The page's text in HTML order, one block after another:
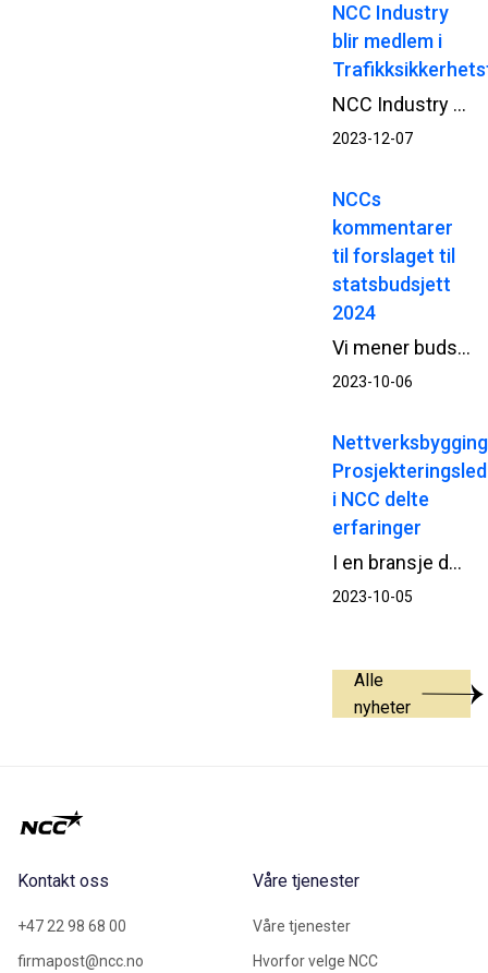
NCC Industry
blir medlem i
NCC Industry blir medlem i Trafikksikkerhetsforeningen og skal bidra i organisasjonens arbeid med å styrke sikkerheten i forbindelse med veiarbeid.
2023-12-07
NCCs
kommentarer
til forslaget til
statsbudsjett
2024
Vi mener budsjettforslaget burde lagt opp til høyere bevilgninger til bygg- og anleggsprosjekter med kort oppstartstid, herunder vedlikeholdsprosjekter.
2023-10-06
i NCC delte
erfaringer
I en bransje der suksess ofte måles i effektivitet og kvalitet, er samarbeid og læring av avgjørende betydning. Nylig ble det gjennomført en inspirerende samling for prosjekteringsledere i NCC, hvor deltakerne fikk muligheten til å dele erfaringer, diskutere arbeidsmetoder og dra på prosjektbesøk for å lære av hverandres utfordringer og suksesser.
2023-10-05
Alle
nyheter
Kontakt oss
+47 22 98 68 00
firmapost@ncc.no
Våre tjenester
Våre tjenester
Hvorfor velge NCC